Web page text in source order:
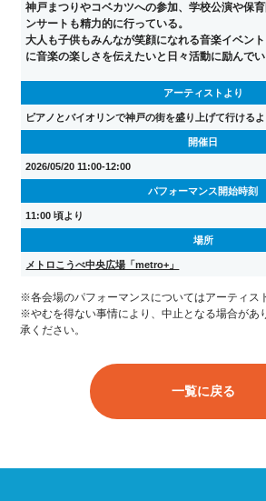
神戸まつりやコベカツへの参加、学校公演や保
ンサートも精力的に行っている。
大人も子供もみんなが笑顔になれる音楽イベン
に音楽の楽しさを伝えたいと日々活動に励んでい
アーティストより
ピアノとバイオリンで神戸の街を盛り上げて行ける
開催日
2026/05/20 11:00-12:00
パフォーマンス開始時刻
11:00 頃より
場所
メトロこうべ中央広場「metro+」
※各会場のパフォーマンスについてはアーティス
※やむを得ない事情により、中止となる場合があ
承ください。
一覧に戻る